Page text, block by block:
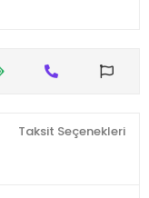
Taksit Seçenekleri